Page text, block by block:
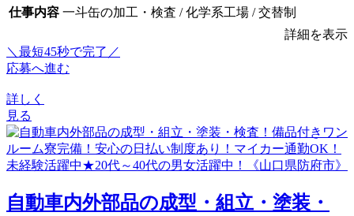
仕事内容 一斗缶の加工・検査 / 化学系工場 / 交替制
詳細を表示
＼最短45秒で完了／
応募へ進む
詳しく
見る
自動車内外部品の成型・組立・塗装・